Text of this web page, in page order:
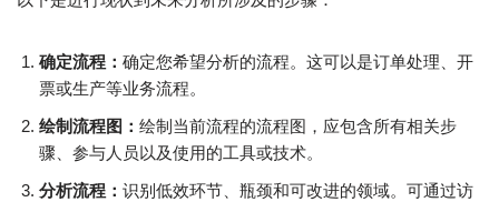
确定流程： 确定您希望分析的流程。这可以是订单处理、开
票或生产等业务流程。
绘制流程图： 绘制当前流程的流程图，应包含所有相关步
骤、参与人员以及使用的工具或技术。
分析流程： 识别低效环节、瓶颈和可改进的领域。可通过访